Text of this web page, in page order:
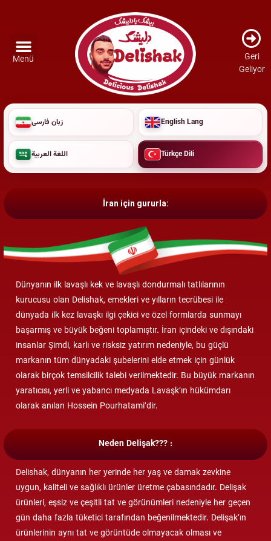
Menü
Geri
Geliyor
زبان فارسی English Lang
اللغة العربية Türkçe Dili
İran için gururla:
Dünyanın ilk lavaşlı kek ve lavaşlı dondurmalı tatlılarının
kurucusu olan Delishak, emekleri ve yılların tecrübesi ile
dünyada ilk kez lavaşkı ilgi çekici ve özel formlarda sunmayı
başarmış ve büyük beğeni toplamıştır. İran içindeki ve dışındaki
insanlar Şimdi, karlı ve risksiz yatırım nedeniyle, bu güçlü
markanın tüm dünyadaki şubelerini elde etmek için günlük
olarak birçok temsilcilik talebi verilmektedir. Bu büyük markanın
yaratıcısı, yerli ve yabancı medyada Lavaşk’ın hükümdarı
olarak anılan Hossein Pourhatami’dir.
Neden Delişak??? :
Delishak, dünyanın her yerinde her yaş ve damak zevkine
uygun, kaliteli ve sağlıklı ürünler üretme çabasındadır. Delişak
ürünleri, eşsiz ve çeşitli tat ve görünümleri nedeniyle her geçen
gün daha fazla tüketici tarafından beğenilmektedir. Delişak’ın
ürünlerinin aynı tat ve görüntüde olmayacak olması ve